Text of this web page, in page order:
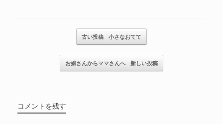
記事のナビゲーション古い投稿 小さなおてて
お嬢さんからママさんへ 新しい投稿
コメントを残す